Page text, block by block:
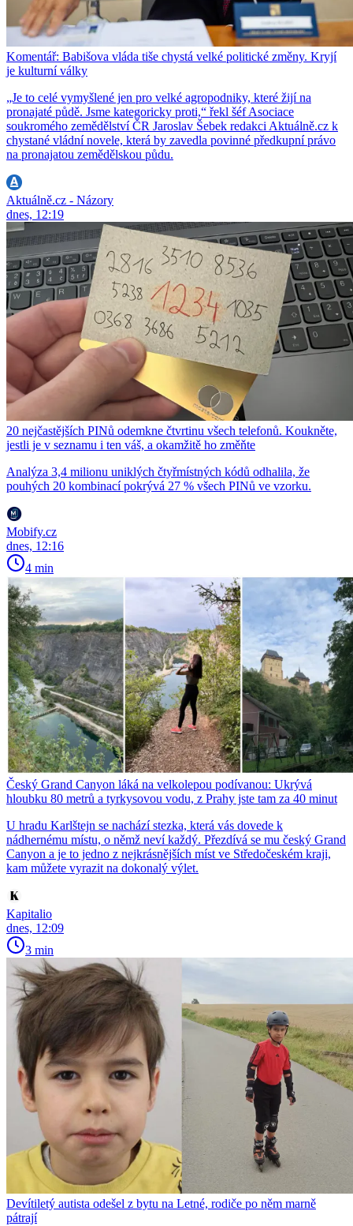
Komentář: Babišova vláda tiše chystá velké politické změny. Kryjí
je kulturní války
„Je to celé vymyšlené jen pro velké agropodniky, které žijí na
pronajaté půdě. Jsme kategoricky proti,“ řekl šéf Asociace
soukromého zemědělství ČR Jaroslav Šebek redakci Aktuálně.cz k
chystané vládní novele, která by zavedla povinné předkupní právo
na pronajatou zemědělskou půdu.
Aktuálně.cz - Názory
dnes, 12:19
20 nejčastějších PINů odemkne čtvrtinu všech telefonů. Koukněte,
jestli je v seznamu i ten váš, a okamžitě ho změňte
Analýza 3,4 milionu uniklých čtyřmístných kódů odhalila, že
pouhých 20 kombinací pokrývá 27 % všech PINů ve vzorku.
Mobify.cz
dnes, 12:16
4 min
Český Grand Canyon láká na velkolepou podívanou: Ukrývá
hloubku 80 metrů a tyrkysovou vodu, z Prahy jste tam za 40 minut
U hradu Karlštejn se nachází stezka, která vás dovede k
nádhernému místu, o němž neví každý. Přezdívá se mu český Grand
Canyon a je to jedno z nejkrásnějších míst ve Středočeském kraji,
kam můžete vyrazit na dokonalý výlet.
Kapitalio
dnes, 12:09
3 min
Devítiletý autista odešel z bytu na Letné, rodiče po něm marně
pátrají